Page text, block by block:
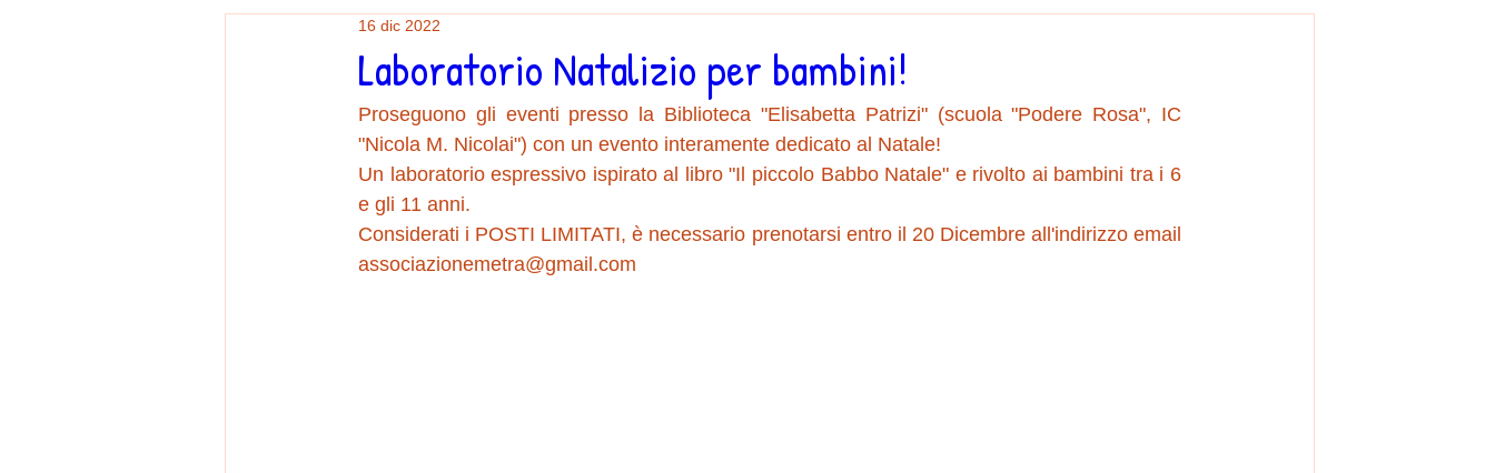
Laboratorio Natalizio per bambini!
16 dic 2022
Proseguono gli eventi presso la Biblioteca "Elisabetta Patrizi" (scuola "Podere Rosa", IC
"Nicola M. Nicolai") con un evento interamente dedicato al Natale!
Un laboratorio espressivo ispirato al libro "Il piccolo Babbo Natale" e rivolto ai bambini tra i 6
e gli 11 anni.
Considerati i POSTI LIMITATI, è necessario prenotarsi entro il 20 Dicembre all'indirizzo email
associazionemetra@gmail.com